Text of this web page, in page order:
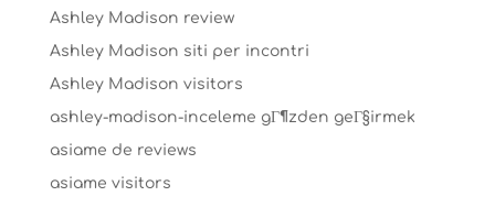
Ashley Madison review
Ashley Madison siti per incontri
Ashley Madison visitors
ashley-madison-inceleme gГ¶zden geГ§irmek
asiame de reviews
asiame visitors